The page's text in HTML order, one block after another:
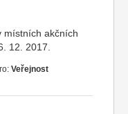
místních akčních
12. 2017.
Veřejnost